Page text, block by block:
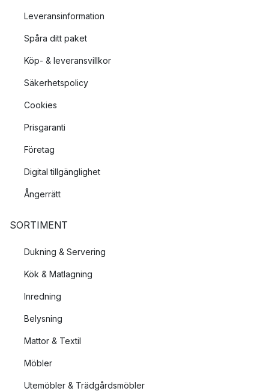
Leveransinformation
Spåra ditt paket
Köp- & leveransvillkor
Säkerhetspolicy
Cookies
Prisgaranti
Företag
Digital tillgänglighet
Ångerrätt
SORTIMENT
Dukning & Servering
Kök & Matlagning
Inredning
Belysning
Mattor & Textil
Möbler
Utemöbler & Trädgårdsmöbler